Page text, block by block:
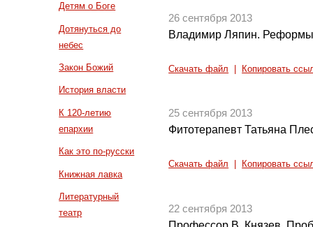
Детям о Боге
Дотянуться до
небес
Закон Божий
История власти
К 120-летию
епархии
Как это по-русски
Книжная лавка
Литературный
театр
26 сентября 2013
Владимир Ляпин. Реформы
Скачать файл Копировать
25 сентября 2013
Фитотерапевт Татьяна
Скачать файл Копировать
22 сентября 2013